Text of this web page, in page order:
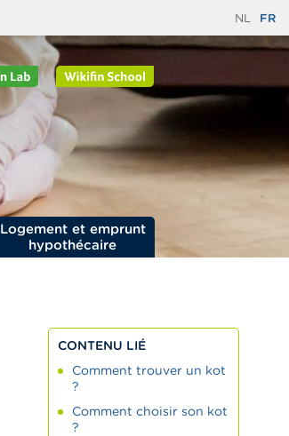
NL FR
Logement et emprunt
hypothécaire
CONTENU LIÉ
Comment trouver un kot
?
Comment choisir son kot
?